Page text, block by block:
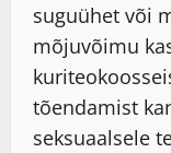
suguühet või
mõjuvõimu
tõendamist
seksuaalsele